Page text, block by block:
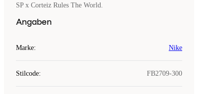
SP x Corteiz Rules The World.
Angaben
Marke: Nike
Stilcode: FB2709-300